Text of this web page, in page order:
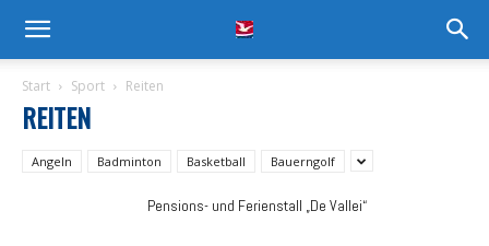
Start Sport Reiten
REITEN
Angeln Badminton Basketball Bauerngolf
Pensions- und Ferienstall „De Vallei“